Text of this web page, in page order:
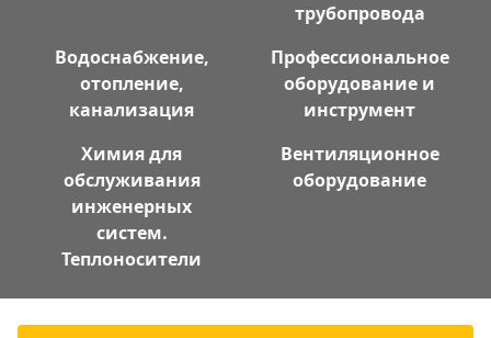
трубопровода
Водоснабжение,
отопление,
канализация
Профессиональное
оборудование и
инструмент
Химия для
обслуживания
инженерных
систем.
Теплоносители
Вентиляционное
оборудование